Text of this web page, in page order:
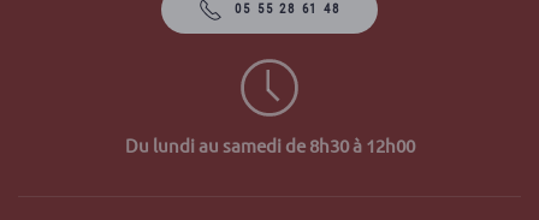
05 55 28 61 48
Du lundi au samedi de 8h30 à 12h00